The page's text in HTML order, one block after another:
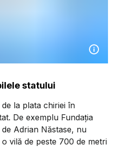
statului
la plata chiriei în
De exemplu Fundația
Adrian Năstase, nu
vilă de peste 700 de metri